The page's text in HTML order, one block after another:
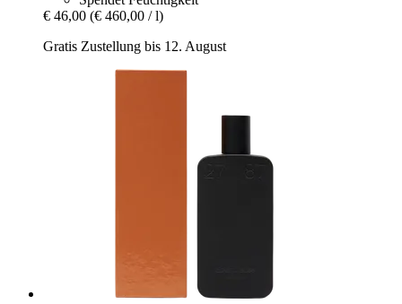
€ 46,00 (€ 460,00 / l)
Gratis Zustellung bis 12. August